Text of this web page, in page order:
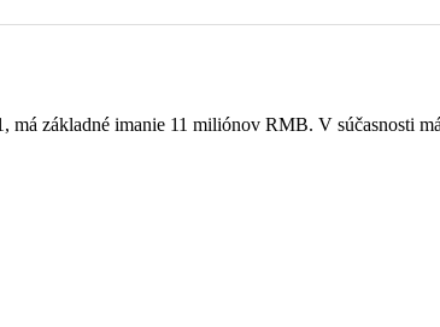
základné imanie 11 miliónov RMB. V súčasnosti